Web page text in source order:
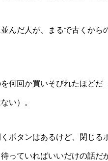
んだ人が、まるで古くから
何回か買いそびれたほどだ
い）。
ボタンはあるけど、閉じる
っていればいいだけの話だ